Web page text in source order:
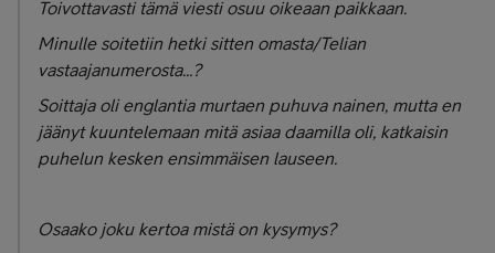
Toivottavasti tämä viesti osuu oikeaan paikkaan.
Minulle soitetiin hetki sitten omasta/Telian
vastaajanumerosta...?
Soittaja oli englantia murtaen puhuva nainen, mutta en
jäänyt kuuntelemaan mitä asiaa daamilla oli, katkaisin
puhelun kesken ensimmäisen lauseen.
Osaako joku kertoa mistä on kysymys?